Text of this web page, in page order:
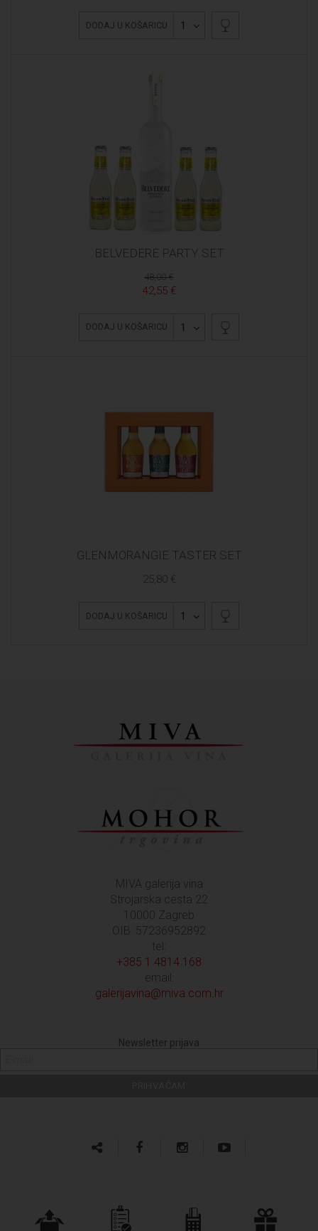
DODAJ U KOŠARICU 1
BELVEDERE PARTY SET
48,00 €
42,55 €
DODAJ U KOŠARICU 1
GLENMORANGIE TASTER SET
25,80 €
DODAJ U KOŠARICU 1
MIVA galerija vina
Strojarska cesta 22
10000 Zagreb
OIB: 57236952892
tel:
+385 1 4814 168
email:
galerijavina@miva.com.hr
Newsletter prijava